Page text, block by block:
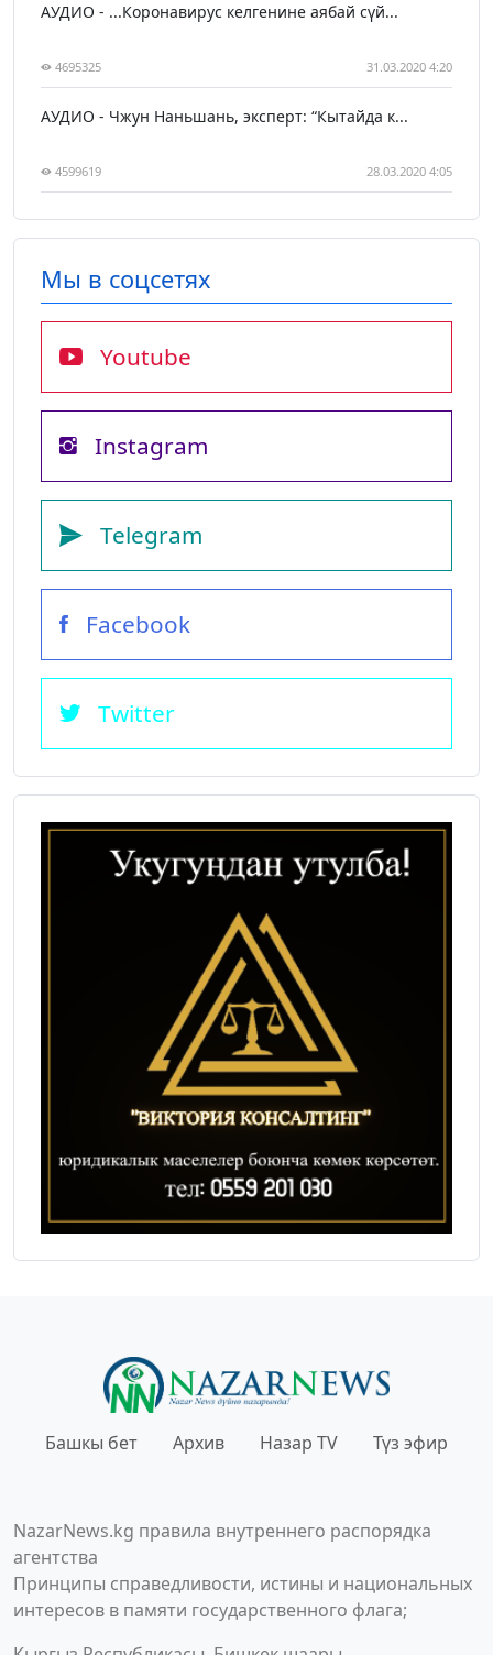
АУДИО - ...Коронавирус келгенине аябай сүй...
4695325 31.03.2020 4:20
АУДИО - Чжун Наньшань, эксперт: “Кытайда к...
4599619 28.03.2020 4:05
Мы в соцсетях
Youtube
Instagram
Telegram
Facebook
Twitter
Башкы бет Архив Назар TV Түз эфир
NazarNews.kg правила внутреннего распорядка
агентства
Принципы справедливости, истины и национальных
интересов в памяти государственного флага;